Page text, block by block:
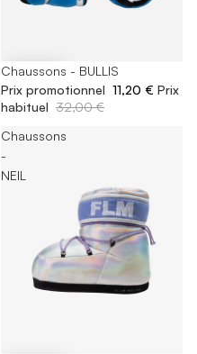
-65%
Chaussons - BULLIS
Prix promotionnel 11,20 € Prix
habituel 32,00 €
Chaussons
-
NEIL